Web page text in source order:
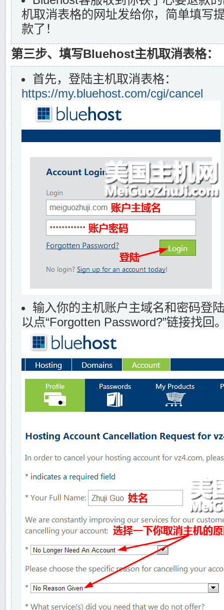
机取消表格的网址发给你，简单填写
款了！
第三步、填写Bluehost主机取消表格：
首先，登陆主机取消表格：
https://my.bluehost.com/cgi/cancel
输入你的主机账户主域名和密码登
以点“Forgotten Password?”链接找回